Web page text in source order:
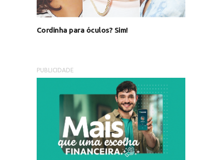
Cordinha para óculos? Sim!
PUBLICIDADE